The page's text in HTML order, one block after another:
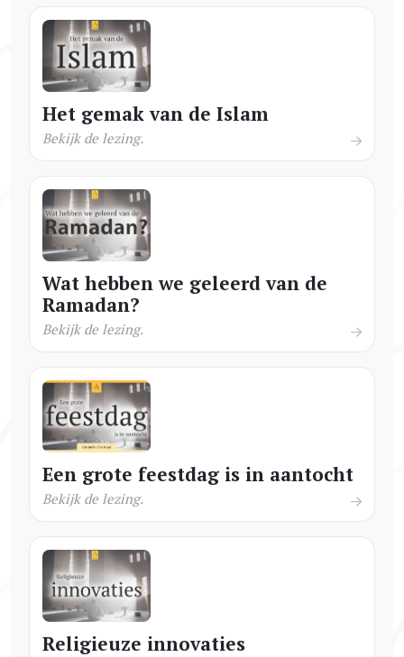
Het gemak van de Islam
Bekijk de lezing.
Wat hebben we geleerd van de
Ramadan?
Bekijk de lezing.
Een grote feestdag is in aantocht
Bekijk de lezing.
Religieuze innovaties